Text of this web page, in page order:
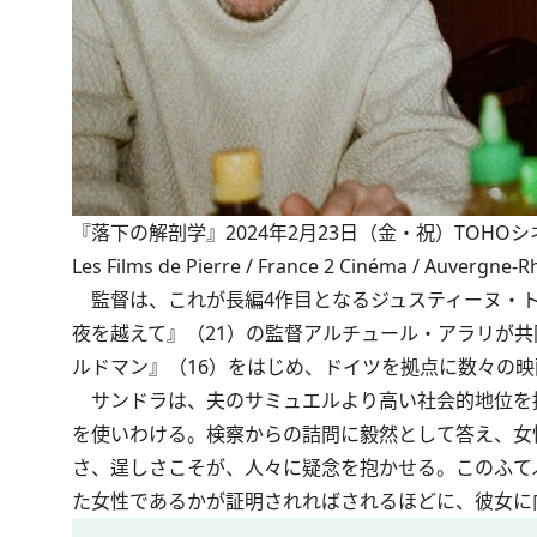
『落下の解剖学』2024年2月23日（金・祝）TOHO
Les Films de Pierre / France 2 Cinéma /
監督は、これが長編4作目となるジュスティーヌ・
夜を越えて』（21）の監督アルチュール・アラリが
ルドマン』（16）をはじめ、ドイツを拠点に数々の
サンドラは、夫のサミュエルより高い社会的地位
を使いわける。検察からの詰問に毅然として答え、
さ、逞しさこそが、人々に疑念を抱かせる。このふ
た女性であるかが証明されればされるほどに、彼女